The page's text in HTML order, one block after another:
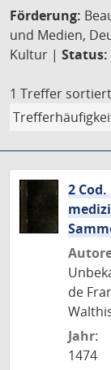
Förderung:
und Medien,
Kultur | Status:
1 Treffer
2
de
Jahr:
1474